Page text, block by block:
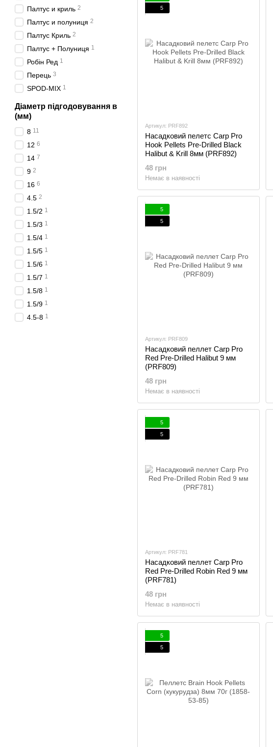
5
Артикул: PRF892
Насадковий пелетс Carp Pro
Hook Pellets Pre-Drilled Black
Halibut & Krill 8мм (PRF892)
48 грн
Немає в наявності
5
5
Артикул: PRF809
Насадковий пеллет Carp Pro
Red Pre-Drilled Halibut 9 мм
(PRF809)
48 грн
Немає в наявності
5
5
Артикул: PRF781
Насадковий пеллет Carp Pro
Red Pre-Drilled Robin Red 9 мм
(PRF781)
48 грн
Немає в наявності
5
5
Палтус и криль 2
Палтус и полуниця 2
Палтус Криль 2
Палтус + Полуниця 1
Робін Ред 1
Перець 3
SPOD-MIX 1
Діаметр підгодовування в
(мм)
8 11
12 6
14 7
9 2
16 6
4.5 2
1.5/2 1
1.5/3 1
1.5/4 1
1.5/5 1
1.5/6 1
1.5/7 1
1.5/8 1
1.5/9 1
4.5-8 1